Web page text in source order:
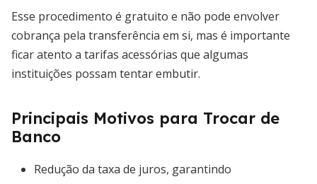
Esse procedimento é gratuito e não pode envolver
cobrança pela transferência em si, mas é importante
ficar atento a tarifas acessórias que algumas
instituições possam tentar embutir.
Principais Motivos para Trocar de
Banco
Redução da taxa de juros, garantindo